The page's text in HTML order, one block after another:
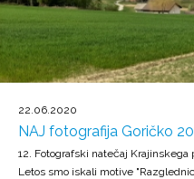
22.06.2020
NAJ fotografija Goričko
12. Fotografski natečaj
Letos smo iskali motive